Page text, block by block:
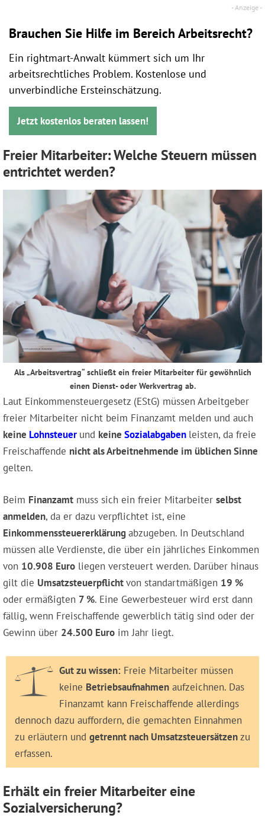
Brauchen Sie Hilfe im Bereich Arbeitsrecht?
Ein rightmart-Anwalt kümmert sich um Ihr
arbeitsrechtliches Problem. Kostenlose und
unverbindliche Ersteinschätzung.
Jetzt kostenlos beraten lassen!
Freier Mitarbeiter: Welche Steuern müssen
entrichtet werden?
Als „Arbeitsvertrag“ schließt ein freier Mitarbeiter für gewöhnlich
einen Dienst- oder Werkvertrag ab.
Laut Einkommensteuergesetz (EStG) müssen Arbeitgeber
freier Mitarbeiter nicht beim Finanzamt melden und auch
keine Lohnsteuer und keine Sozialabgaben leisten, da freie
Freischaffende nicht als Arbeitnehmende im üblichen Sinne
gelten.
Beim Finanzamt muss sich ein freier Mitarbeiter selbst
anmelden, da er dazu verpflichtet ist, eine
Einkommenssteuererklärungabzugeben. In Deutschland
müssen alle Verdienste, die über ein jährliches Einkommen
von 10.908 Euro liegen versteuert werden. Darüber hinaus
gilt die Umsatzsteuerpflichtvon standartmäßigen 19 %
oder ermäßigten 7 %. Eine Gewerbesteuer wird erst dann
fällig, wenn Freischaffende gewerblich tätig sind oder der
Gewinn über 24.500 Euro im Jahr liegt.
Gut zu wissen: Freie Mitarbeiter müssen
keine Betriebsaufnahmen aufzeichnen. Das
Finanzamt kann Freischaffende allerdings
dennoch dazu auffordern, die gemachten Einnahmen
zu erläutern und getrennt nach Umsatzsteuersätzenzu
erfassen.
Erhält ein freier Mitarbeiter eine
Sozialversicherung?